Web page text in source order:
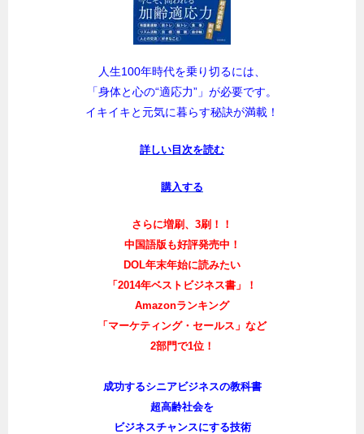
人生100年時代を乗り切るには、
「身体と心の“適応力”」が必要です。
イキイキと元気に暮らす秘訣が満載！
詳しい目次を読む
購入する
さらに増刷、3刷！！
中国語版も好評発売中！
DOL年末年始に読みたい
「2014年ベストビジネス書」！
Amazonランキング
「マーケティング・セールス」など
2部門で1位！
成功するシニアビジネスの教科書
超高齢社会を
ビジネスチャンスにする技術